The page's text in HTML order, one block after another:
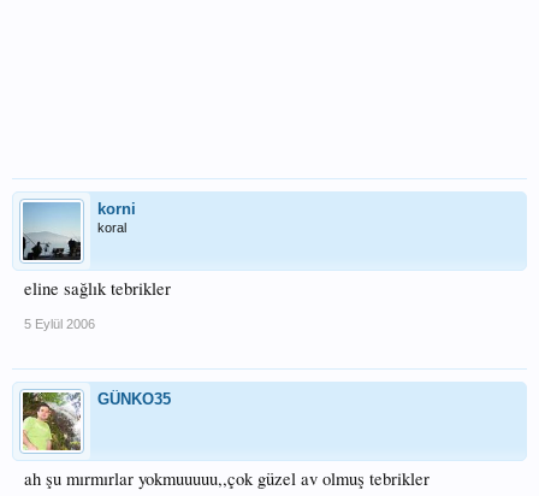
korni
koral
eline sağlık tebrikler
5 Eylül 2006
GÜNKO35
ah şu mırmırlar yokmuuuuu,,çok güzel av olmuş tebrikler